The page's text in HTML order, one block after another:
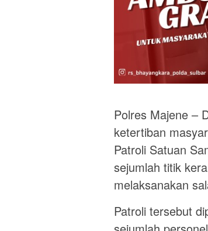
Polres Majene –
ketertiban
Patroli Satuan
sejumlah titik
melaksanakan
Patroli tersebut